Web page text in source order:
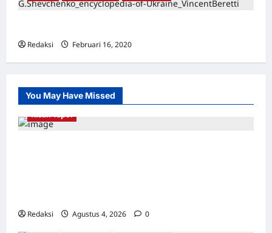
Redaksi Februari 16, 2020
You May Have Missed
Kisah Tapol
Redaksi Agustus 4, 2026 0